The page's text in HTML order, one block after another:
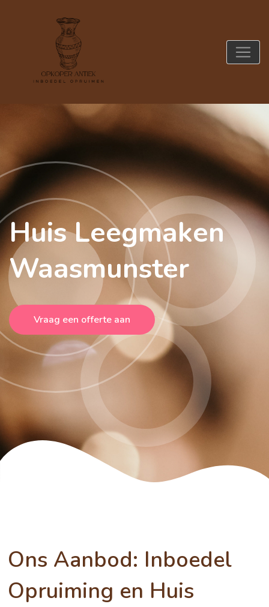
Huis Leegmaken
Waasmunster
Vraag een offerte aan
Ons Aanbod: Inboedel
Opruiming en Huis